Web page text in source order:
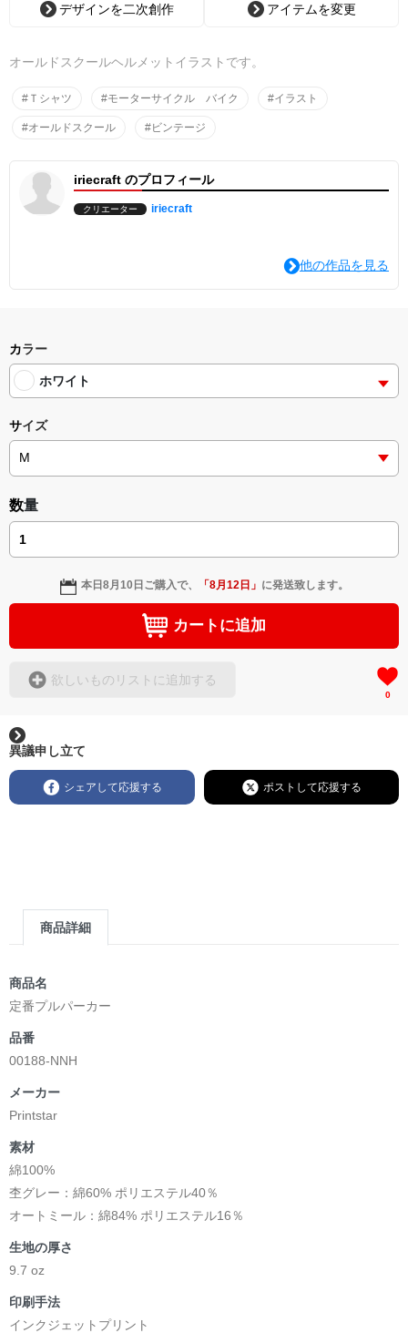
デザインを二次創作 アイテムを変更
オールドスクールヘルメットイラストです。
#Ｔシャツ #モーターサイクル バイク #イラスト
#オールドスクール #ビンテージ
iriecraft のプロフィール
クリエーター iriecraft
他の作品を見る
カラー
ホワイト
サイズ
数量
本日8月10日 ご購入で、 「8月12日 」 に発送致します。
カートに追加
欲しいものリストに追加する
0
異議申し立て
シェアして応援する ポストして応援する
商品詳細
商品名
定番プルパーカー
品番
00188-NNH
メーカー
Printstar
素材
綿100%
杢グレー：綿60% ポリエステル40％
オートミール：綿84% ポリエステル16％
生地の厚さ
9.7 oz
印刷手法
インクジェットプリント